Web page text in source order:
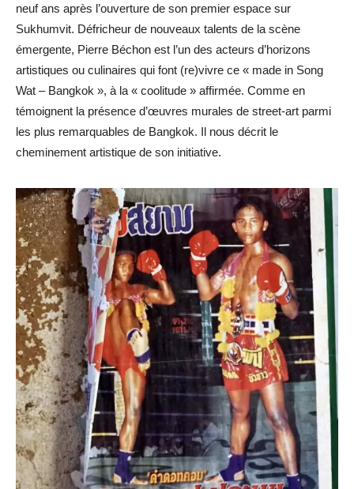
neuf ans après l’ouverture de son premier espace sur
Sukhumvit. Défricheur de nouveaux talents de la scène
émergente, Pierre Béchon est l’un des acteurs d’horizons
artistiques ou culinaires qui font (re)vivre ce « made in Song
Wat – Bangkok », à la « coolitude » affirmée. Comme en
témoignent la présence d’œuvres murales de street-art parmi
les plus remarquables de Bangkok. Il nous décrit le
cheminement artistique de son initiative.